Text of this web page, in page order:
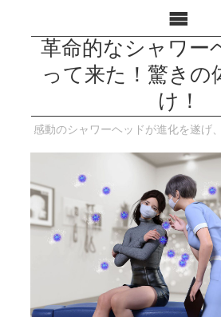
革命的なシャワー
って来た！驚きの
け！
感動のシャワーヘッドが進化を遂げ